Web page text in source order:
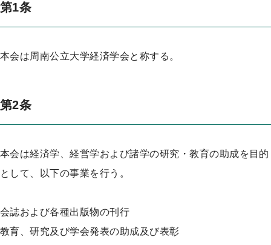
第1条
本会は周南公立大学経済学会と称する。
第2条
本会は経済学、経営学および諸学の研究・教育の助成を目的
として、以下の事業を行う。
会誌および各種出版物の刊行
教育、研究及び学会発表の助成及び表彰